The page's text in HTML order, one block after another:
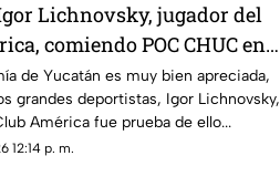
Lichnovsky, jugador del
comiendo POC CHUC en
dónde está?
de Yucatán es muy bien apreciada,
grandes deportistas, Igor Lichnovsky,
América fue prueba de ello...
12:14 p. m.